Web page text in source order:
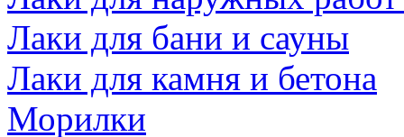
Лаки для бани и сауны
Лаки для камня и бетона
Морилки